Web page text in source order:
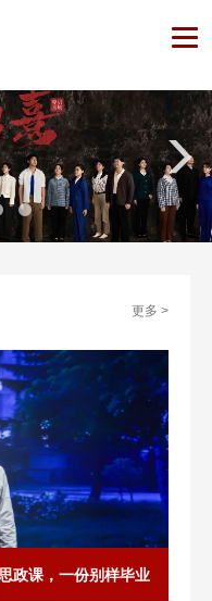
更多 >
政课，一份别样毕业